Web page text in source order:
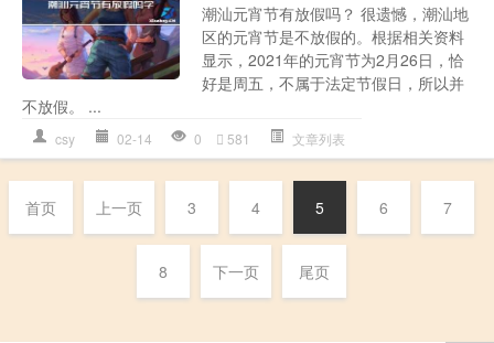
潮汕元宵节有放假吗？ 很遗憾，潮汕地
区的元宵节是不放假的。根据相关资料
显示，2021年的元宵节为2月26日，恰
好是周五，不属于法定节假日，所以并
不放假。 ...
csy 02-14 0 581 文章列表
首页 上一页 3 4 5 6 7
8 下一页 尾页